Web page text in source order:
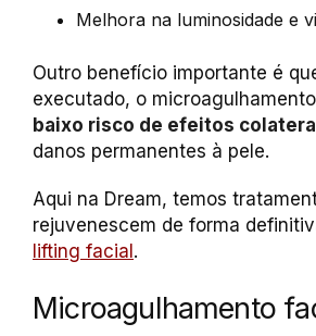
Melhora na luminosidade e
Outro benefício importante é
executado, o
baixo risco de efeitos
danos permanentes à pele.
Aqui na Dream, temos
rejuvenescem de forma
lifting facial .
Microagulhamento